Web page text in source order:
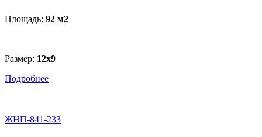
Площадь: 92 м2
Размер: 12x9
Подробнее
ЖНП-841-233